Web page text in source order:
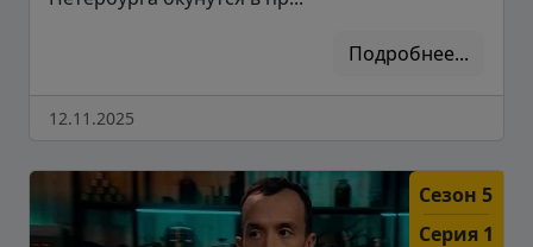
Подробнее...
12.11.2025
Сезон 5
Серия 1